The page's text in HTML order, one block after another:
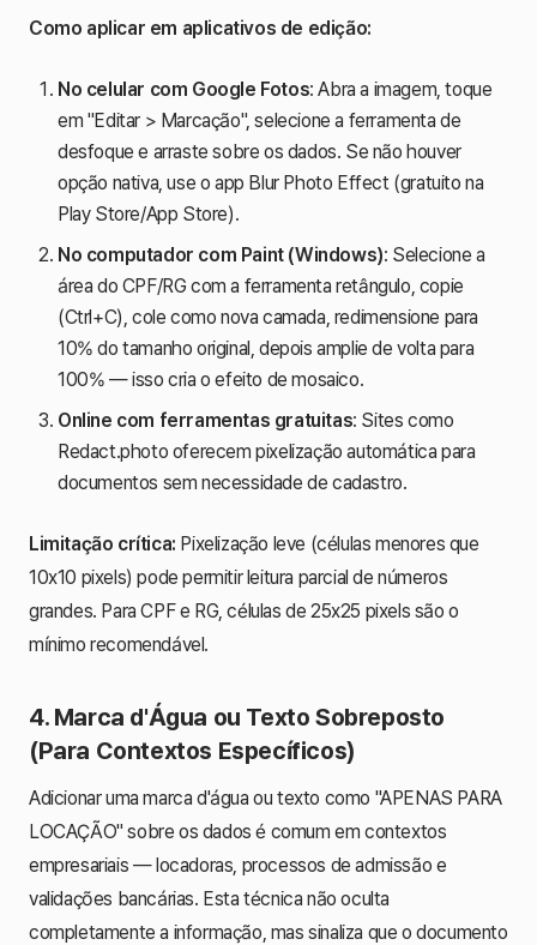
Como aplicar em aplicativos de edição:
No celular com Google Fotos: Abra a imagem, toque
em "Editar > Marcação", selecione a ferramenta de
desfoque e arraste sobre os dados. Se não houver
opção nativa, use o app Blur Photo Effect (gratuito na
Play Store/App Store).
No computador com Paint (Windows): Selecione a
área do CPF/RG com a ferramenta retângulo, copie
(Ctrl+C), cole como nova camada, redimensione para
10% do tamanho original, depois amplie de volta para
100% — isso cria o efeito de mosaico.
Online com ferramentas gratuitas: Sites como
Redact.photo oferecem pixelização automática para
documentos sem necessidade de cadastro.
Limitação crítica: Pixelização leve (células menores que
10x10 pixels) pode permitir leitura parcial de números
grandes. Para CPF e RG, células de 25x25 pixels são o
mínimo recomendável.
4. Marca d'Água ou Texto Sobreposto
(Para Contextos Específicos)
Adicionar uma marca d'água ou texto como "APENAS PARA
LOCAÇÃO" sobre os dados é comum em contextos
empresariais — locadoras, processos de admissão e
validações bancárias. Esta técnica não oculta
completamente a informação, mas sinaliza que o documento